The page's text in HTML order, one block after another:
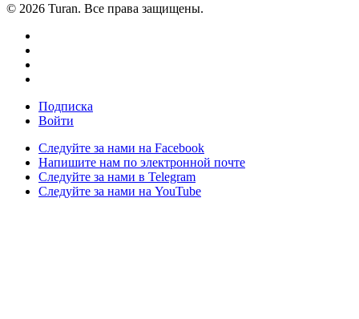
© 2026 Turan. Все права защищены.
Подписка
Войти
Следуйте за нами на Facebook
Напишите нам по электронной почте
Следуйте за нами в Telegram
Следуйте за нами на YouTube